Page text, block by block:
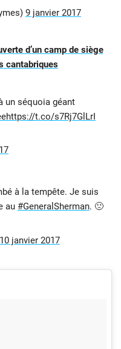
9 janvier 2017
d’un camp de siège
cantabriques
un séquoia géant
https://t.co/s7Rj7GlLrI
à la tempête. Je suis
au #GeneralSherman. 🙁
10 janvier 2017